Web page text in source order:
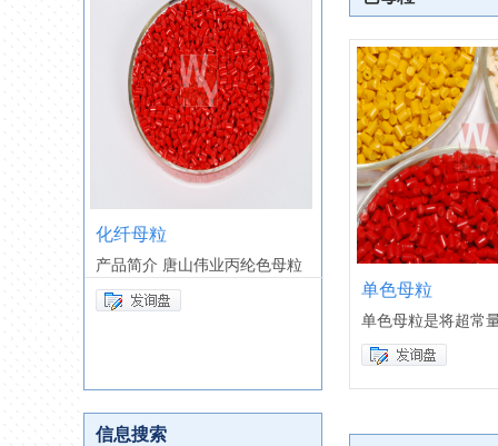
化纤母粒
产品简介 唐山伟业丙纶色母粒
优质丙纶色母粒
唐山伟业丙纶色母粒选
良，色
信息搜索
单色母粒
单色母粒是将超常